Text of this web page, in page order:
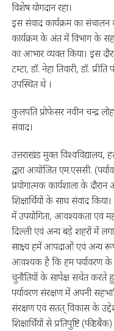
विशेष योगदान रहा।
इस संवाद कार्यक्रम का संचालन
कार्यक्रम के अंत में विभाग के
का आभार व्यक्त किया। इस
टम्टा, डॉ. नेहा तिवारी, डॉ.
उपस्थित थे ।
कुलपति प्रोफेसर नवीन चन्द्र
संवाद।
उत्तराखंड मुक्त विश्वविद्यालय,
द्वारा आयोजित एम.एससी.
प्रयोगात्मक कार्यशाला के
शिक्षार्थियों के साथ संवाद
में उपयोगिता, आवश्यकता एवं
दिल्ली एवं अन्य बड़े शहरों में
साक्ष्य हमें आपदाओं एवं अन्य
आवश्यक है कि हम पर्यावरण के
चुनौतियों के सापेक्ष सचेत करते
पर्यावरण संरक्षण में अपनी
संरक्षण एवं सतत् विकास के
शिक्षार्थियों से प्रतिपुष्टि